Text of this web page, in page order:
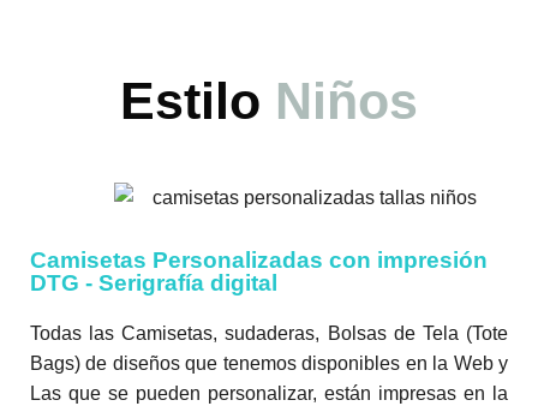
Estilo Niños
Camisetas Personalizadas con impresión
DTG - Serigrafía digital
Todas las Camisetas, sudaderas, Bolsas de Tela (Tote
Bags) de diseños que tenemos disponibles en la Web y
Las que se pueden personalizar, están impresas en la